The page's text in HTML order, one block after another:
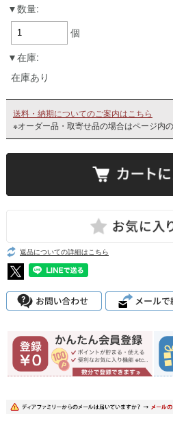
数量:
個
在庫:
在庫あり
送料・納期についてのご案内はこちら
※オーダー品・取寄せ品の場合はページ内の
返品についての詳細はこちら